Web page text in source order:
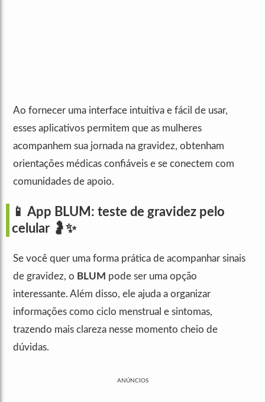
Ao fornecer uma interface intuitiva e fácil de usar,
esses aplicativos permitem que as mulheres
acompanhem sua jornada na gravidez, obtenham
orientações médicas confiáveis e se conectem com
comunidades de apoio.
📱 App BLUM: teste de gravidez pelo
celular 🤰✨
Se você quer uma forma prática de acompanhar sinais
de gravidez, o BLUM pode ser uma opção
interessante. Além disso, ele ajuda a organizar
informações como ciclo menstrual e sintomas,
trazendo mais clareza nesse momento cheio de
dúvidas.
ANÚNCIOS